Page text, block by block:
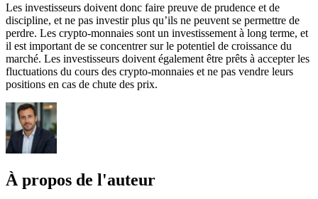
Les investisseurs doivent donc faire preuve de prudence et de
discipline, et ne pas investir plus qu’ils ne peuvent se permettre de
perdre. Les crypto-monnaies sont un investissement à long terme, et
il est important de se concentrer sur le potentiel de croissance du
marché. Les investisseurs doivent également être prêts à accepter les
fluctuations du cours des crypto-monnaies et ne pas vendre leurs
positions en cas de chute des prix.
À propos de l'auteur